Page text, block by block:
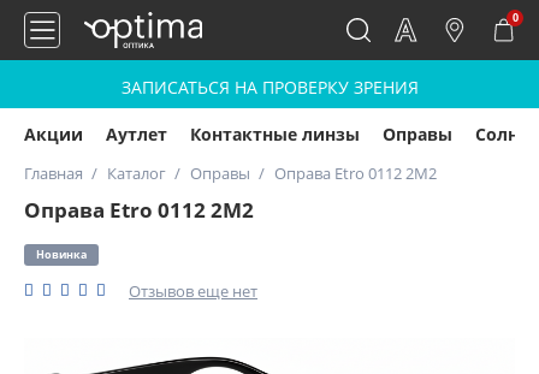
0
ЗАПИСАТЬСЯ НА ПРОВЕРКУ ЗРЕНИЯ
Акции Аутлет Контактные линзы Оправы
Главная Каталог Оправы Оправа Etro 0112 2M2
Оправа Etro 0112 2M2
Новинка
Отзывов еще нет